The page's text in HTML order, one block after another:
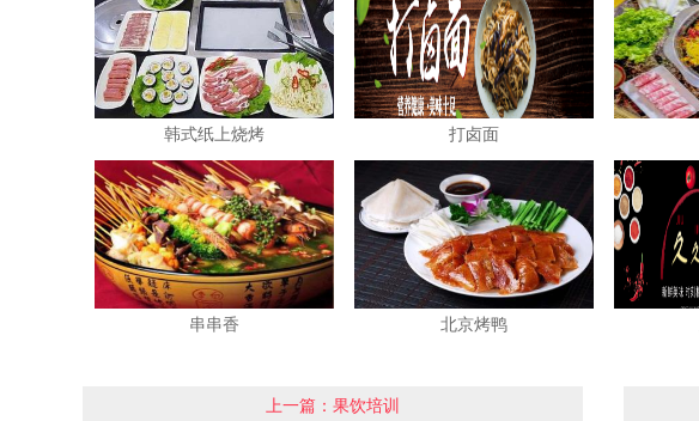
韩式纸上烧烤 打卤面
串串香 北京烤鸭
上一篇：果饮培训